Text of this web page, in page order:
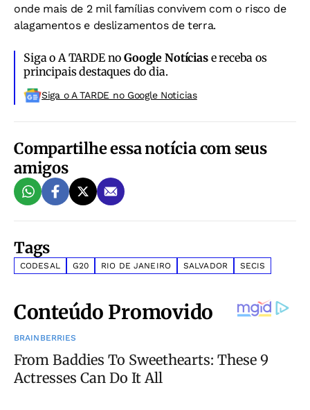
onde mais de 2 mil famílias convivem com o risco de
alagamentos e deslizamentos de terra.
Siga o A TARDE noGoogle Notíciase receba os
principais destaques do dia.
Siga o A TARDE no Google Noticias
Compartilhe essa notícia com seus
amigos
Tags
CODESAL G20 RIO DE JANEIRO SALVADOR SECIS